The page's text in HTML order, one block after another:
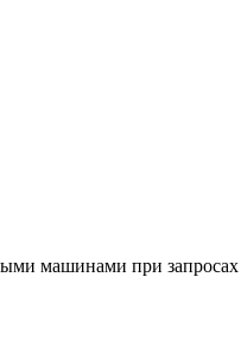
машинами при запросах